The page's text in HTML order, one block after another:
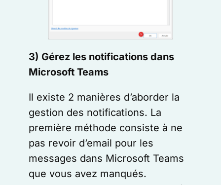
3) Gérez les notifications dans
Microsoft Teams
Il existe 2 manières d’aborder la
gestion des notifications. La
première méthode consiste à ne
pas revoir d’email pour les
messages dans Microsoft Teams
que vous avez manqués.